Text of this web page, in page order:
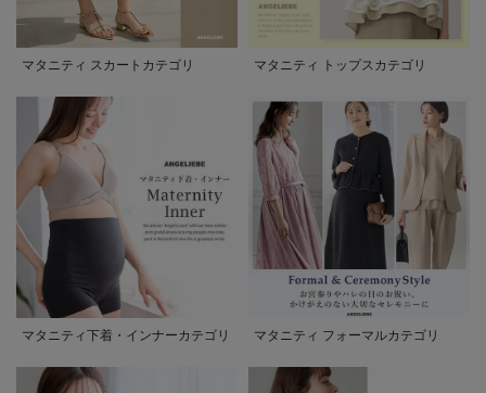
マタニティ スカートカテゴリ マタニティ トップスカテゴリ
マタニティ下着・インナーカテゴリ マタニティ フォーマルカテゴリ